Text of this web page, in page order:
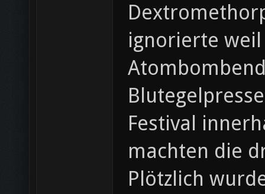
ignorierte
Festival
machten die
Plötzlich